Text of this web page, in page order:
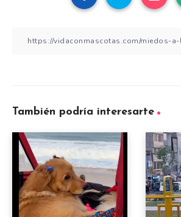
También podría interesarte